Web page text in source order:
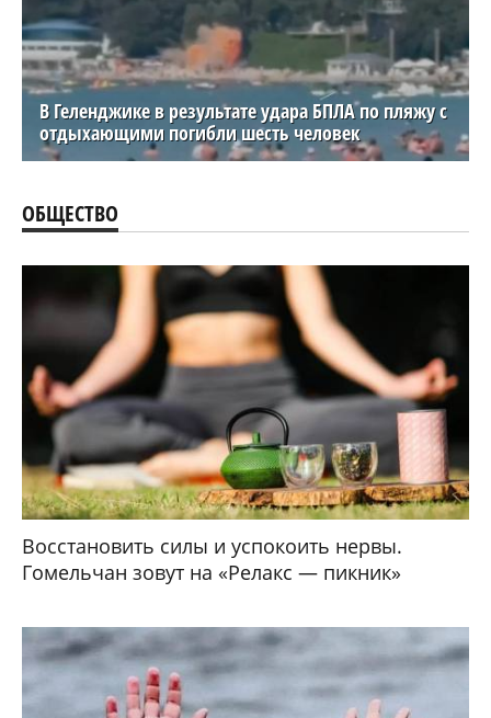
В Геленджике в результате удара БПЛА по пляжу с
отдыхающими погибли шесть человек
ОБЩЕСТВО
Восстановить силы и успокоить нервы.
Гомельчан зовут на «Релакс — пикник»